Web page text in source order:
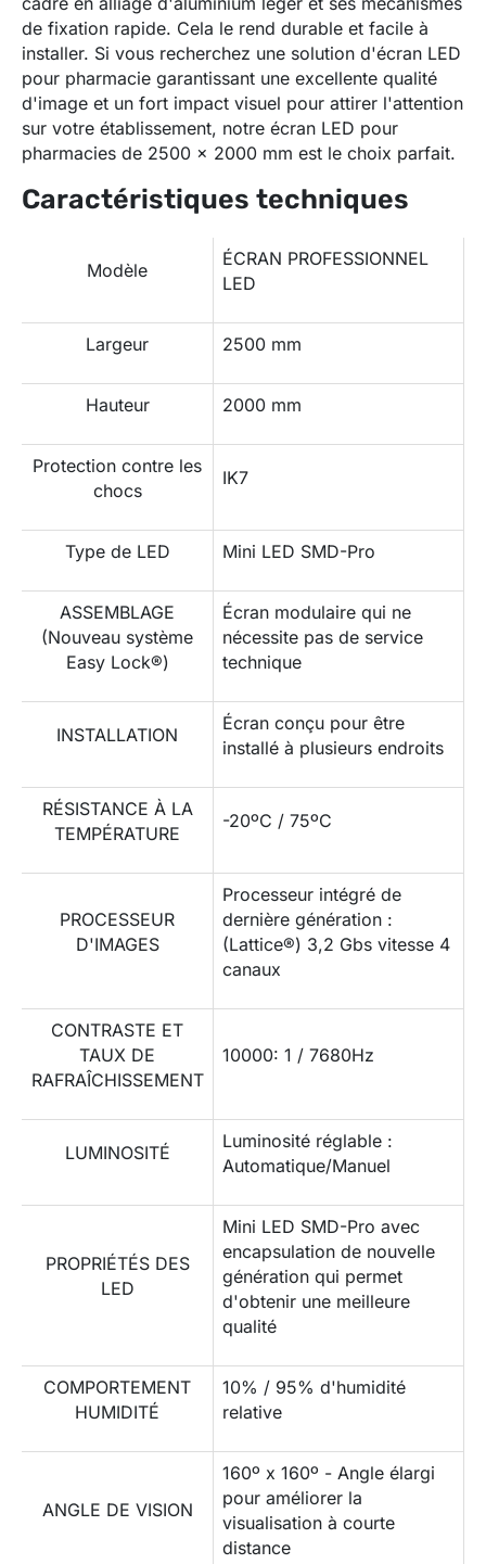
de fixation rapide. Cela le rend durable et facile à
installer. Si vous recherchez une solution d'écran LED
pour pharmacie garantissant une excellente qualité
d'image et un fort impact visuel pour attirer l'attention
sur votre établissement, notre écran LED pour
pharmacies de 2500 x 2000 mm est le choix parfait.
Caractéristiques techniques
Modèle
ÉCRAN PROFESSIONNEL
LED
Largeur 2500 mm
Hauteur 2000 mm
Protection contre les
chocs
IK7
Type de LED Mini LED SMD-Pro
ASSEMBLAGE
(Nouveau système
Easy Lock®)
Écran modulaire qui ne
nécessite pas de service
technique
INSTALLATION
Écran conçu pour être
installé à plusieurs endroits
RÉSISTANCE À LA
TEMPÉRATURE
-20ºC / 75ºC
PROCESSEUR
D'IMAGES
Processeur intégré de
dernière génération :
(Lattice®) 3,2 Gbs vitesse 4
canaux
CONTRASTE ET
TAUX DE
RAFRAÎCHISSEMENT
10000: 1 / 7680Hz
LUMINOSITÉ
Luminosité réglable :
Automatique/Manuel
PROPRIÉTÉS DES
LED
Mini LED SMD-Pro avec
encapsulation de nouvelle
génération qui permet
d'obtenir une meilleure
qualité
COMPORTEMENT
HUMIDITÉ
10% / 95% d'humidité
relative
ANGLE DE VISION
160º x 160º - Angle élargi
pour améliorer la
visualisation à courte
distance